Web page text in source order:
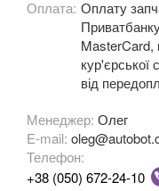
206 CC (2D)
206+ (T3E)
207 (WA, WB,
207 CC
208
Оплата: Оплату
MasterCard,
від
Менеджер: Олег
E-mail:
Телефон:
+38 (050) 672-24-10